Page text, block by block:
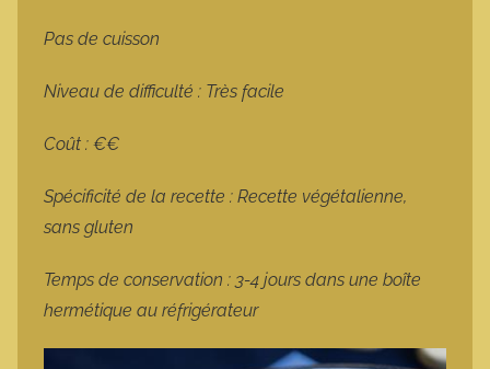
Pas de cuisson
Niveau de difficulté : Très facile
Coût : €€
Spécificité de la recette : Recette végétalienne,
sans gluten
Temps de conservation : 3-4 jours dans une boîte
hermétique au réfrigérateur